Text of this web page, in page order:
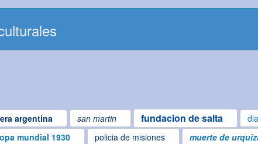
argentina san martin fundacion de salta
mundial 1930 policia de misiones muerte de